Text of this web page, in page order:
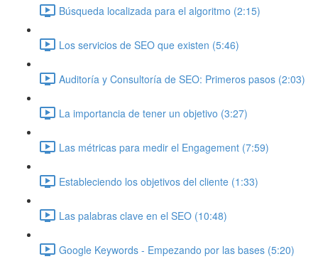
Búsqueda localizada para el algoritmo (2:15)
Los servicios de SEO que existen (5:46)
Auditoría y Consultoría de SEO: Primeros pasos (2:03)
La importancia de tener un objetivo (3:27)
Las métricas para medir el Engagement (7:59)
Estableciendo los objetivos del cliente (1:33)
Las palabras clave en el SEO (10:48)
Google Keywords - Empezando por las bases (5:20)